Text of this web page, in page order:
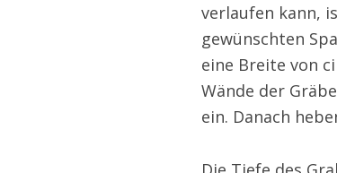
verlaufen kann,
gewünschten
eine Breite von
Wände der
ein. Danach